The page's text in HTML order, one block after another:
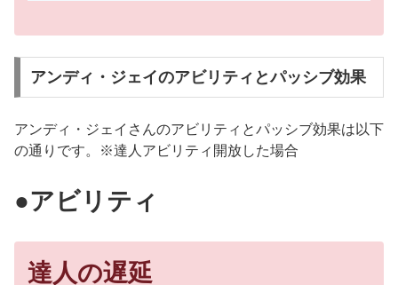
アンディ・ジェイのアビリティとパッシブ効果
アンディ・ジェイさんのアビリティとパッシブ効果は以下
の通りです。※達人アビリティ開放した場合
●アビリティ
達人の遅延